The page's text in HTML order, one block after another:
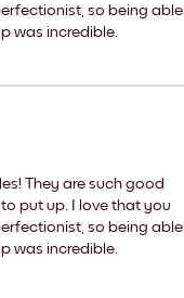
so being able
was incredible.
They are such good
put up. I love that you
so being able
was incredible.